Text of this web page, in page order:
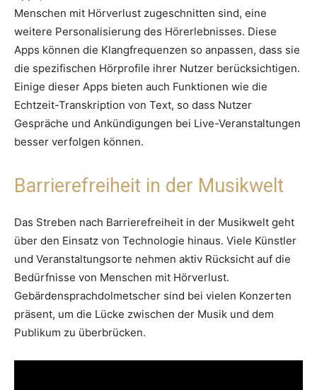
Menschen mit Hörverlust zugeschnitten sind, eine
weitere Personalisierung des Hörerlebnisses. Diese
Apps können die Klangfrequenzen so anpassen, dass sie
die spezifischen Hörprofile ihrer Nutzer berücksichtigen.
Einige dieser Apps bieten auch Funktionen wie die
Echtzeit-Transkription von Text, so dass Nutzer
Gespräche und Ankündigungen bei Live-Veranstaltungen
besser verfolgen können.
Barrierefreiheit in der Musikwelt
Das Streben nach Barrierefreiheit in der Musikwelt geht
über den Einsatz von Technologie hinaus. Viele Künstler
und Veranstaltungsorte nehmen aktiv Rücksicht auf die
Bedürfnisse von Menschen mit Hörverlust.
Gebärdensprachdolmetscher sind bei vielen Konzerten
präsent, um die Lücke zwischen der Musik und dem
Publikum zu überbrücken.